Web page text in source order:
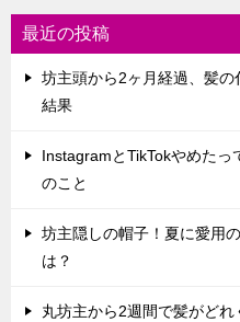
最近の投稿
坊主頭から2ヶ月経過、髪
結果
InstagramとTikTokやめたっ
のこと
坊主隠しの帽子！夏に愛用
は？
丸坊主から2週間で髪がど